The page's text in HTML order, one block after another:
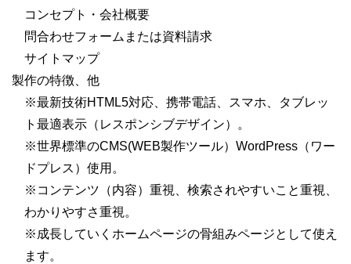
コンセプト・会社概要
問合わせフォームまたは資料請求
サイトマップ
製作の特徴、他
※最新技術HTML5対応、携帯電話、スマホ、タブレッ
ト最適表示（レスポンシブデザイン）。
※世界標準のCMS(WEB製作ツール）WordPress（ワー
ドプレス）使用。
※コンテンツ（内容）重視、検索されやすいこと重視、
わかりやすさ重視。
※成長していくホームページの骨組みページとして使え
ます。